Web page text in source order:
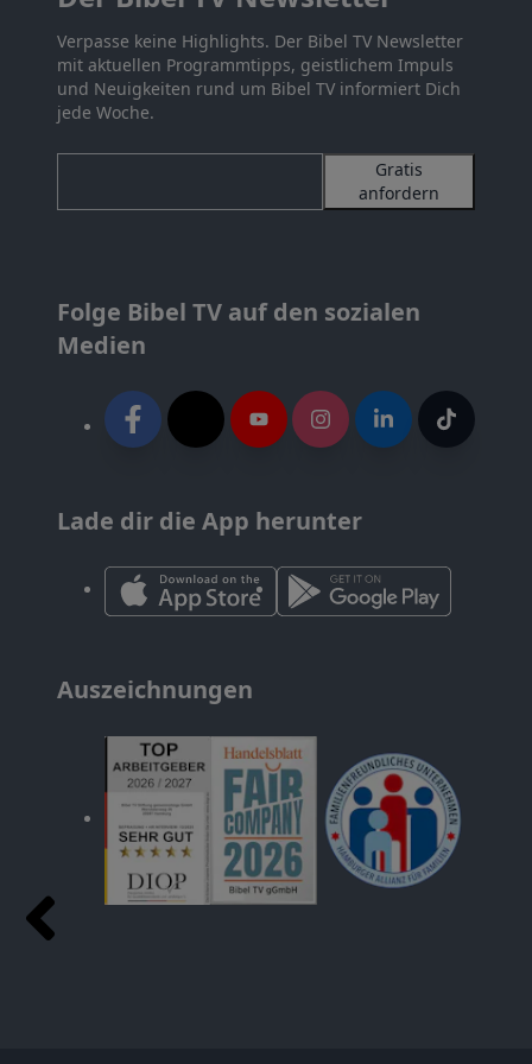
Verpasse keine Highlights. Der Bibel TV Newsletter
mit aktuellen Programmtipps, geistlichem Impuls
und Neuigkeiten rund um Bibel TV informiert Dich
jede Woche.
Gratis
anfordern
Folge Bibel TV auf den sozialen
Medien
Lade dir die App herunter
Auszeichnungen